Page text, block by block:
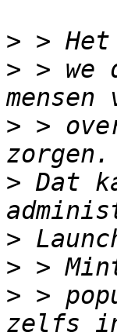
>
> > we
> >
> Dat
>
>
> >